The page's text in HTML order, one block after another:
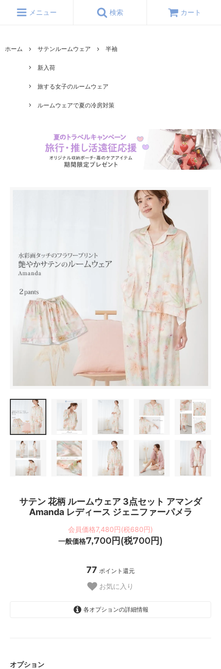
メニュー 検索 カート
ホーム サテンルームウェア 半袖
新入荷
旅する女子のルームウェア
ルームウェアで夏の冷房対策
サテン 花柄 ルームウェア 3点セット アマンダ
Amanda レディース ジェニファーパメラ
会員価格7,480円(税680円)
一般価格7,700円(税700円)
77 ポイント還元
お気に入り
各オプションの詳細情報
オプション